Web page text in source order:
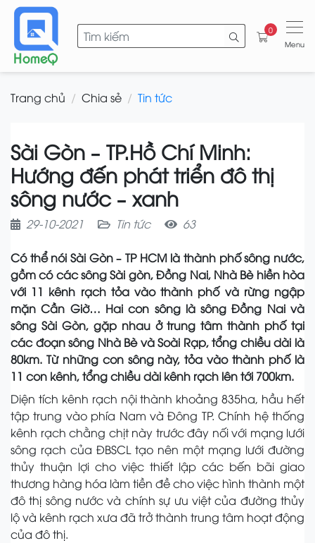
0
Menu
Trang chủ Chia sẻ Tin tức
Sài Gòn – TP.Hồ Chí Minh:
Hướng đến phát triển đô thị
sông nước – xanh
29-10-2021 Tin tức 63
Có thể nói Sài Gòn – TP HCM là thành phố sông nước,
gồm có các sông Sài gòn, Đồng Nai, Nhà Bè hiền hòa
với 11 kênh rạch tỏa vào thành phố và rừng ngập
mặn Cần Giờ… Hai con sông là sông Đồng Nai và
sông Sài Gòn, gặp nhau ở trung tâm thành phố tại
các đoạn sông Nhà Bè và Soài Rạp, tổng chiều dài là
80km. Từ những con sông này, tỏa vào thành phố là
11 con kênh, tổng chiều dài kênh rạch lên tới 700km.
Diện tích kênh rạch nội thành khoảng 835ha, hầu hết
tập trung vào phía Nam và Đông TP. Chính hệ thống
kênh rạch chằng chịt này trước đây nối với mạng lưới
sông rạch của ĐBSCL tạo nên một mạng lưới đường
thủy thuận lợi cho việc thiết lập các bến bãi giao
thương hàng hóa làm tiền đề cho việc hình thành một
đô thị sông nước và chính sự ưu việt của đường thủy
lộ và kênh rạch xưa đã trở thành trung tâm hoạt động
của đô thị.